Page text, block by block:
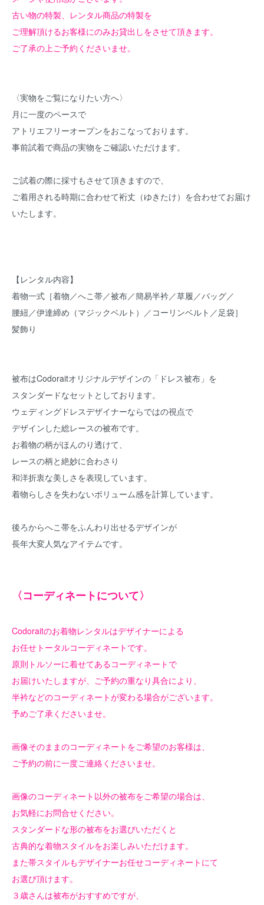
古い物の特製、レンタル商品の特製を
ご理解頂けるお客様にのみお貸出しをさせて頂きます。
ご了承の上ご予約くださいませ。
〈実物をご覧になりたい方へ〉
月に一度のペースで
アトリエフリーオープンをおこなっております。
事前試着で商品の実物をご確認いただけます。
ご試着の際に採寸もさせて頂きますので、
ご着用される時期に合わせて裄丈（ゆきたけ）を合わせてお届け
いたします。
【レンタル内容】
着物一式［着物／へこ帯／被布／簡易半衿／草履／バッグ／
腰紐／伊達締め（マジックベルト）／コーリンベルト／足袋］
髪飾り
被布はCodoraitオリジナルデザインの「ドレス被布」を
スタンダードなセットとしております。
ウェディングドレスデザイナーならではの視点で
デザインした総レースの被布です。
お着物の柄がほんのり透けて、
レースの柄と絶妙に合わさり
和洋折衷な美しさを表現しています。
着物らしさを失わないボリューム感を計算しています。
後ろからへこ帯をふんわり出せるデザインが
長年大変人気なアイテムです。
〈コーディネートについて〉
Codoraitのお着物レンタルはデザイナーによる
お任せトータルコーディネートです。
原則トルソーに着せてあるコーディネートで
お届けいたしますが、ご予約の重なり具合により、
半衿などのコーディネートが変わる場合がございます。
予めご了承くださいませ。
画像そのままのコーディネートをご希望のお客様は、
ご予約の前に一度ご連絡くださいませ。
画像のコーディネート以外の被布をご希望の場合は、
お気軽にお問合せください。
スタンダードな形の被布をお選びいただくと
古典的な着物スタイルをお楽しみいただけます。
また帯スタイルもデザイナーお任せコーディネートにて
お選び頂けます。
３歳さんは被布がおすすめですが、